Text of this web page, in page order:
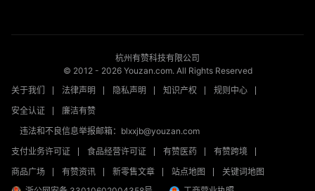
杭州有赞科技有限公司
© 2012 - 2026Youzan.com. All Rights Reserved
关于我们
法律声明 隐私声明 知识产权
规则中心
安全认证
廉洁有赞
违法和不良信息举报邮箱：blxxjb@youzan.com
支付业务许可证
食品经营许可证 有赞医药
有赞跨境
商品广场
有赞资讯 新零售文章 站点地图
关键词地图